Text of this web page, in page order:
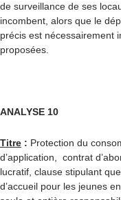
de surveillance de ses
incombent, alors que le
précis est nécessairement
proposées.
ANALYSE 10
Titre : Protection du
d’application, contrat
lucratif, clause stipulant
d’accueil pour les jeunes